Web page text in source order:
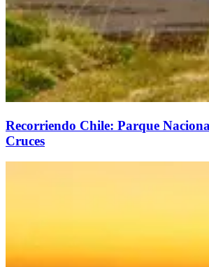
Recorriendo Chile: Parque
Cruces